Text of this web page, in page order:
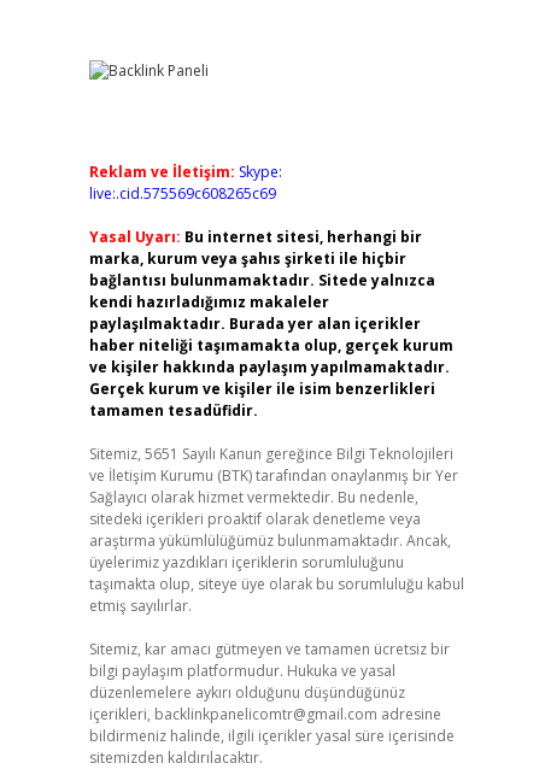
Reklam ve İletişim: Skype:
live:.cid.575569c608265c69
Yasal Uyarı: Bu internet sitesi, herhangi bir
marka, kurum veya şahıs şirketi ile hiçbir
bağlantısı bulunmamaktadır. Sitede yalnızca
kendi hazırladığımız makaleler
paylaşılmaktadır. Burada yer alan içerikler
haber niteliği taşımamakta olup, gerçek kurum
ve kişiler hakkında paylaşım yapılmamaktadır.
Gerçek kurum ve kişiler ile isim benzerlikleri
tamamen tesadüfidir.
Sitemiz, 5651 Sayılı Kanun gereğince Bilgi Teknolojileri
ve İletişim Kurumu (BTK) tarafından onaylanmış bir Yer
Sağlayıcı olarak hizmet vermektedir. Bu nedenle,
sitedeki içerikleri proaktif olarak denetleme veya
araştırma yükümlülüğümüz bulunmamaktadır. Ancak,
üyelerimiz yazdıkları içeriklerin sorumluluğunu
taşımakta olup, siteye üye olarak bu sorumluluğu kabul
etmiş sayılırlar.
Sitemiz, kar amacı gütmeyen ve tamamen ücretsiz bir
bilgi paylaşım platformudur. Hukuka ve yasal
düzenlemelere aykırı olduğunu düşündüğünüz
içerikleri, backlinkpanelicomtr@gmail.com adresine
bildirmeniz halinde, ilgili içerikler yasal süre içerisinde
sitemizden kaldırılacaktır.